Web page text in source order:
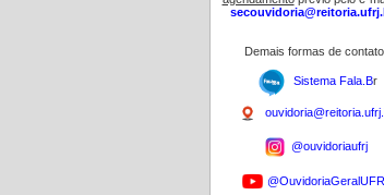
Demais formas de
Sistema Fala.Br
@ouvidoriaufrj